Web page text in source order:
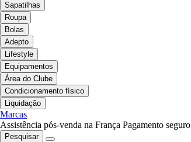
Sapatilhas
Roupa
Bolas
Adepto
Lifestyle
Equipamentos
Área do Clube
Condicionamento físico
Liquidação
Marcas
Assistência pós-venda na França Pagamento seguro
Pesquisar